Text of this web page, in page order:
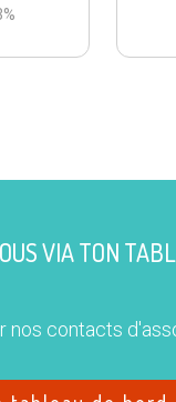
%
VIA TON
nos contacts